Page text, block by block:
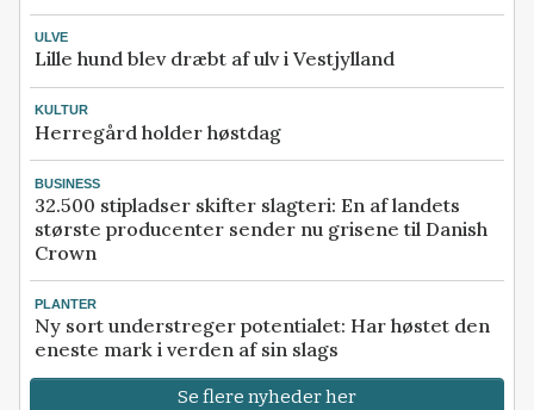
ULVE
Lille hund blev dræbt af ulv i Vestjylland
KULTUR
Herregård holder høstdag
BUSINESS
32.500 stipladser skifter slagteri: En af landets
største producenter sender nu grisene til Danish
Crown
PLANTER
Ny sort understreger potentialet: Har høstet den
eneste mark i verden af sin slags
Se flere nyheder her